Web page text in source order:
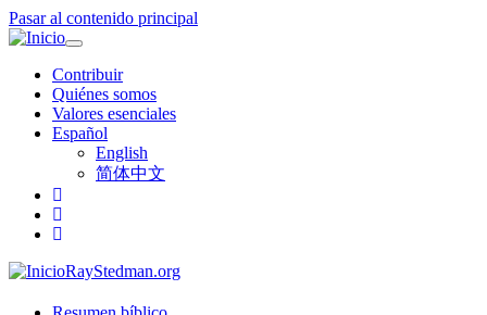
Pasar al contenido principal
Toggle
navigation
Contribuir
Quiénes somos
Valores esenciales
Español
English
简体中文
RayStedman.org